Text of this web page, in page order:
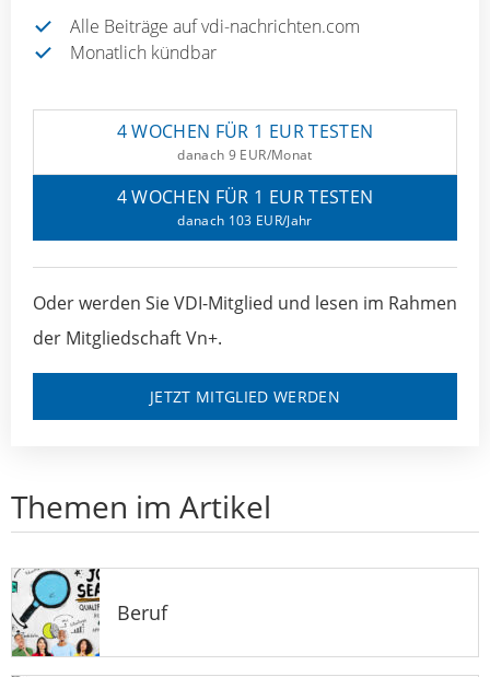
Alle Beiträge auf vdi-nachrichten.com
Monatlich kündbar
4 WOCHEN FÜR 1 EUR TESTEN
danach 9 EUR/Monat
4 WOCHEN FÜR 1 EUR TESTEN
danach 103 EUR/Jahr
Oder werden Sie VDI-Mitglied und lesen im Rahmen
der Mitgliedschaft Vn+.
JETZT MITGLIED WERDEN
Themen im Artikel
Beruf